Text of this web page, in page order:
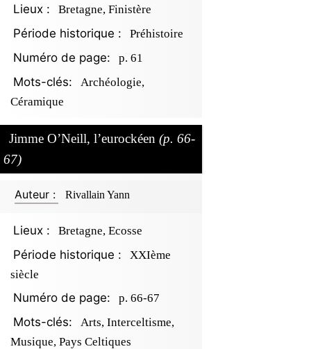
Lieux : Bretagne, Finistère
Période historique : Préhistoire
Numéro de page: p. 61
Mots-clés:
Archéologie,
Céramique
Jimme O’Neill, l’eurockéen (p. 66-
67)
Auteur : Rivallain Yann
Lieux : Bretagne, Ecosse
Période historique :
XXIème
siècle
Numéro de page: p. 66-67
Mots-clés:
Arts, Interceltisme,
Musique, Pays Celtiques